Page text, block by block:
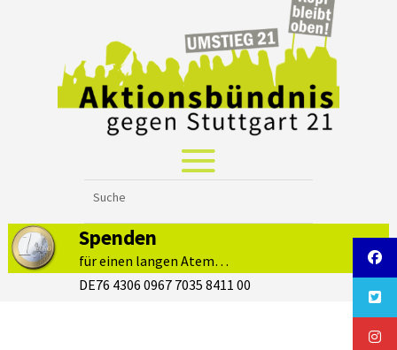
Spenden
für einen langen Atem…
DE76 4306 0967 7035 8411 00